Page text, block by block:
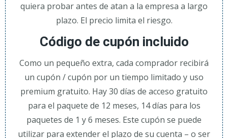
quiera probar antes de atan a la empresa a largo
plazo. El precio limita el riesgo.
Código de cupón incluido
Como un pequeño extra, cada comprador recibirá
un cupón / cupón por un tiempo limitado y uso
premium gratuito. Hay 30 días de acceso gratuito
para el paquete de 12 meses, 14 días para los
paquetes de 1 y 6 meses. Este cupón se puede
utilizar para extender el plazo de su cuenta – o ser